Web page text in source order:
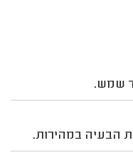
שמש.
הבעיה במהירות.